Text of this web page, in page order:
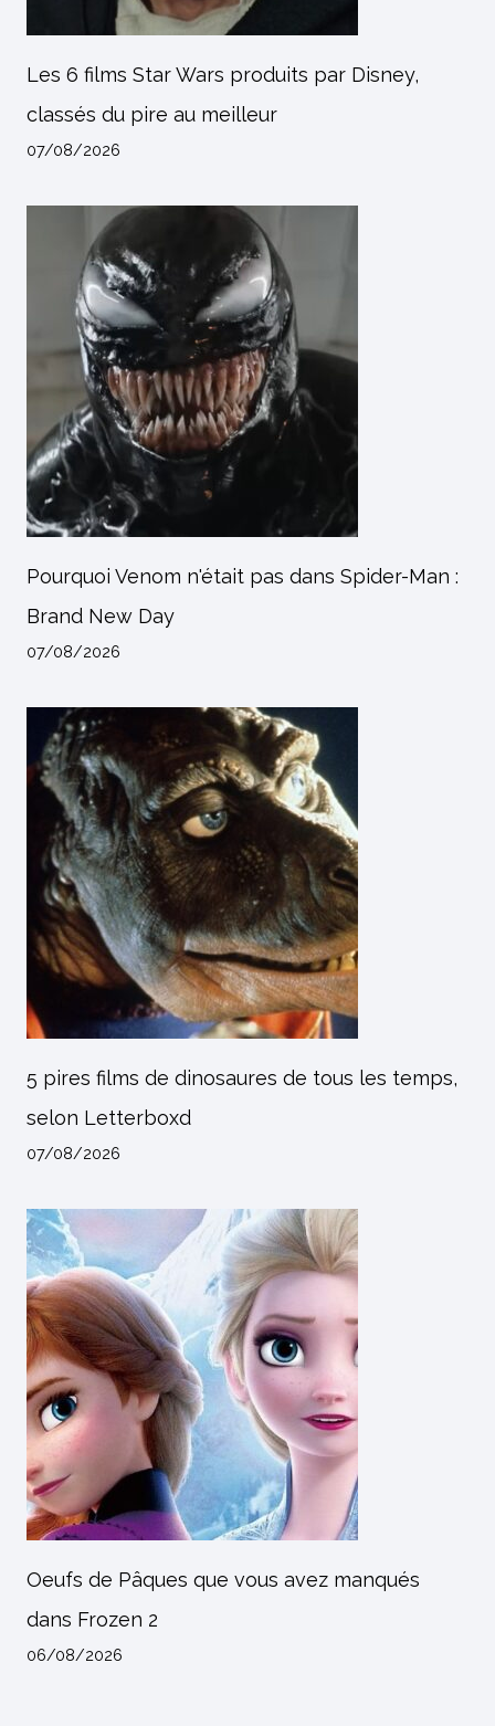
Les 6 films Star Wars produits par Disney,
classés du pire au meilleur
07/08/2026
Pourquoi Venom n'était pas dans Spider-Man :
Brand New Day
07/08/2026
5 pires films de dinosaures de tous les temps,
selon Letterboxd
07/08/2026
Oeufs de Pâques que vous avez manqués
dans Frozen 2
06/08/2026